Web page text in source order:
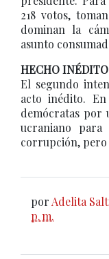
218 votos,
dominan la
asunto
HECHO INÉDITO
El segundo
acto inédito.
demócratas por
ucraniano
corrupción,
por Adelita
p. m.